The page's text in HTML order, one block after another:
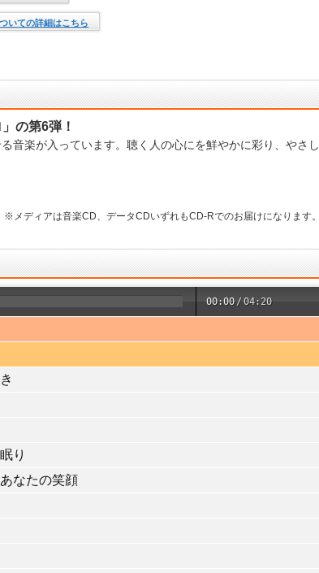
いての詳細はこちら
の第6弾！
音楽が入っています。聴く人の心にを鮮やかに彩り、やさし
※メディアは音楽CD、データCDいずれもCD-Rでのお届けになります。
00:00 /04:20
り
なたの笑顔